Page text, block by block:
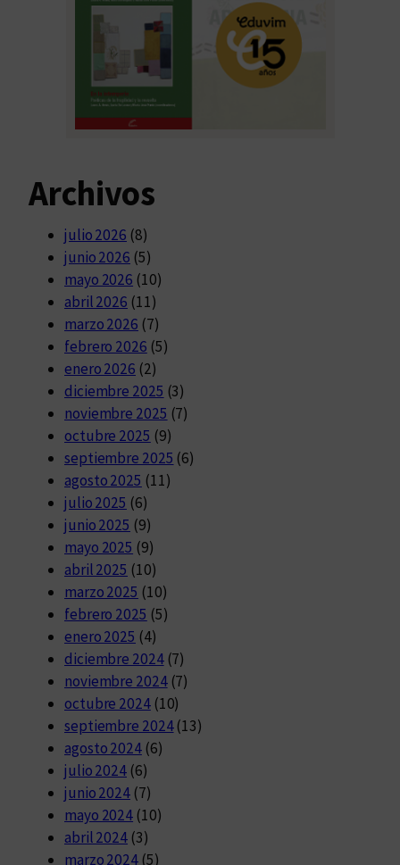
Archivos
julio 2026 (8)
junio 2026 (5)
mayo 2026 (10)
abril 2026 (11)
marzo 2026 (7)
febrero 2026 (5)
enero 2026 (2)
diciembre 2025 (3)
noviembre 2025 (7)
octubre 2025 (9)
septiembre 2025 (6)
agosto 2025 (11)
julio 2025 (6)
junio 2025 (9)
mayo 2025 (9)
abril 2025 (10)
marzo 2025 (10)
febrero 2025 (5)
enero 2025 (4)
diciembre 2024(7)
noviembre 2024(7)
octubre 2024(10)
septiembre 2024(13)
agosto 2024(6)
julio 2024 (6)
junio 2024 (7)
mayo 2024 (10)
abril 2024 (3)
marzo 2024 (5)